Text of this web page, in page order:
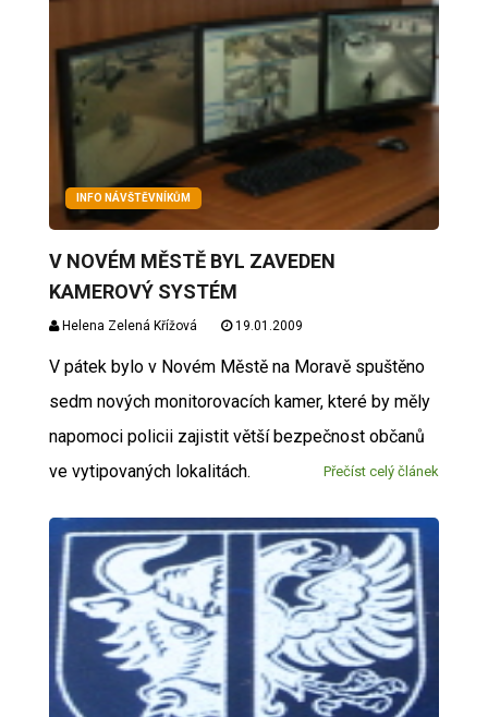
INFO NÁVŠTĚVNÍKŮM
V NOVÉM MĚSTĚ BYL ZAVEDEN
KAMEROVÝ SYSTÉM
Helena Zelená Křížová 19.01.2009
V pátek bylo v Novém Městě na Moravě spuštěno
sedm nových monitorovacích kamer, které by měly
napomoci policii zajistit větší bezpečnost občanů
ve vytipovaných lokalitách.
Přečíst celý článek